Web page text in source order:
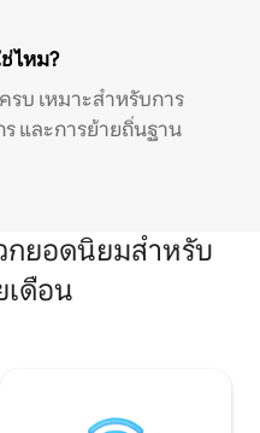
ไหม?
บ เหมาะสำหรับการ
และการย้ายถิ่นฐาน
กยอดนิยมสำหรับ
ดือน